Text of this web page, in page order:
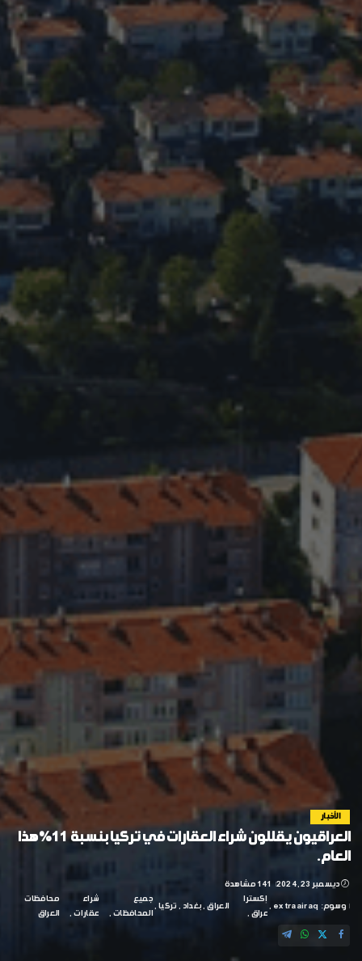
الأخبار
العراقيون يقللون شراء العقارات في تركيا بنسبة 11% هذا
العام.
ديسمبر 23, 2024 141 مشاهدة
وسوم: extraairaq
إكسترا
عراق
العراق بغداد تركيا
جميع
المحافظات
شراء
عقارات
محافظات
العراق